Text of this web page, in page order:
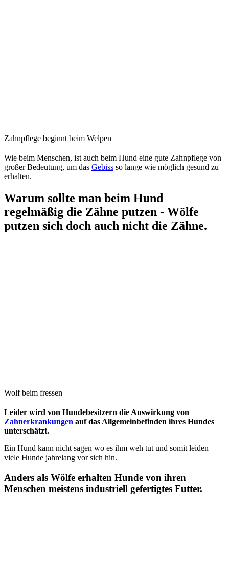
Zahnpflege beginnt beim Welpen
Wie beim Menschen, ist auch beim Hund eine gute Zahnpflege von
großer Bedeutung, um das Gebiss so lange wie möglich gesund zu
erhalten.
Warum sollte man beim Hund
regelmäßig die Zähne putzen - Wölfe
putzen sich doch auch nicht die Zähne.
Wolf beim fressen
Leider wird von Hundebesitzern die Auswirkung von
Zahnerkrankungen auf das Allgemeinbefinden ihres Hundes
unterschätzt.
Ein Hund kann nicht sagen wo es ihm weh tut und somit leiden
viele Hunde jahrelang vor sich hin.
Anders als Wölfe erhalten Hunde von ihren
Menschen meistens industriell gefertigtes Futter.